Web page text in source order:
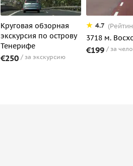
Круговая обзорная
экскурсия по острову
Тенерифе
€250 за экскурсию
4.7
3718 м.
€199 за